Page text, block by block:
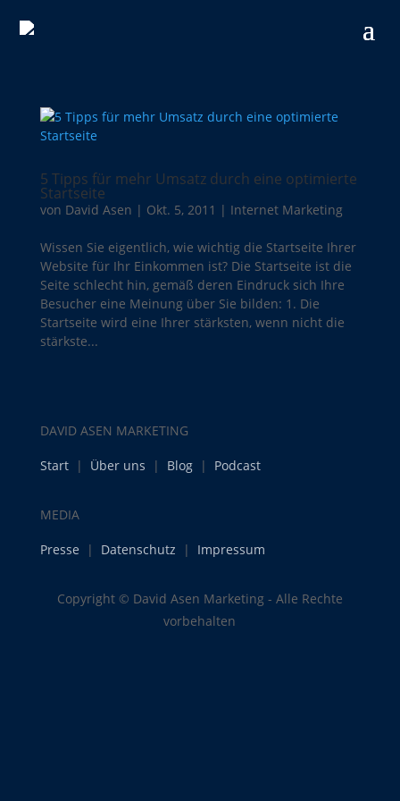
5 Tipps für mehr Umsatz durch eine optimierte
Startseite
von David Asen | Okt. 5, 2011 | Internet Marketing
Wissen Sie eigentlich, wie wichtig die Startseite Ihrer
Website für Ihr Einkommen ist? Die Startseite ist die
Seite schlecht hin, gemäß deren Eindruck sich Ihre
Besucher eine Meinung über Sie bilden: 1. Die
Startseite wird eine Ihrer stärksten, wenn nicht die
stärkste...
DAVID ASEN MARKETING
Start| Über uns | Blog| Podcast
MEDIA
Presse | Datenschutz | Impressum
Copyright © David Asen Marketing - Alle Rechte
vorbehalten